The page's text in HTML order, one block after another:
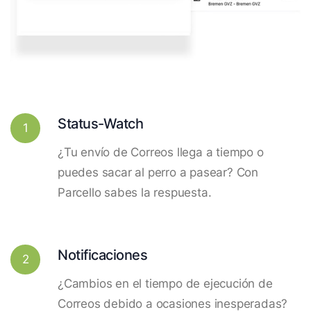
1 Status-Watch
¿Tu envío de Correos llega a tiempo o
puedes sacar al perro a pasear? Con
Parcello sabes la respuesta.
2 Notificaciones
¿Cambios en el tiempo de ejecución de
Correos debido a ocasiones inesperadas?